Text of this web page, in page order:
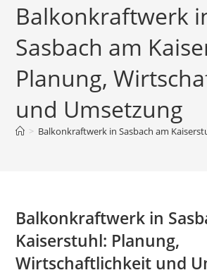
Balkonkraftwerk
Sasbach am
Planung,
und Umsetzung
> Balkonkraftwerk in Sasbach am
Balkonkraftwerk in
Kaiserstuhl: Planung,
Wirtschaftlichkeit und